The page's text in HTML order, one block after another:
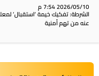
2026/05/10 7:54 م
الشرطة: تفكيك خيمة ‘استقبال‘
عنه من تهم أمنية